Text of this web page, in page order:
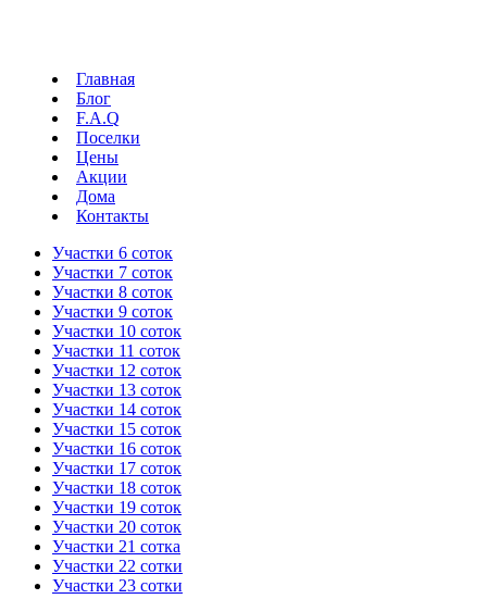
Главная
Блог
F.A.Q
Поселки
Цены
Акции
Дома
Контакты
Участки 6 соток
Участки 7 соток
Участки 8 соток
Участки 9 соток
Участки 10 соток
Участки 11 соток
Участки 12 соток
Участки 13 соток
Участки 14 соток
Участки 15 соток
Участки 16 соток
Участки 17 соток
Участки 18 соток
Участки 19 соток
Участки 20 соток
Участки 21 сотка
Участки 22 сотки
Участки 23 сотки